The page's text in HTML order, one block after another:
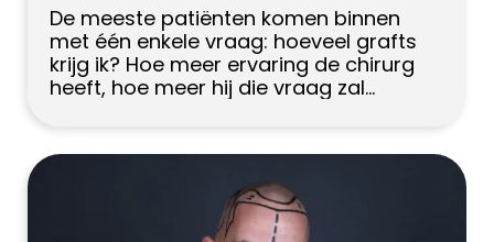
De meeste patiënten komen binnen
met één enkele vraag: hoeveel grafts
krijg ik? Hoe meer ervaring de chirurg
heeft, hoe meer hij die vraag zal
getextureerd haar, het echte gesprek
begint ergens anders. Het begint bij de
donor. Krulpatroon, follikelgeometrie,
elasticiteit van de hoofdhuid en neiging
tot littekengenezing – deze bepalen elke